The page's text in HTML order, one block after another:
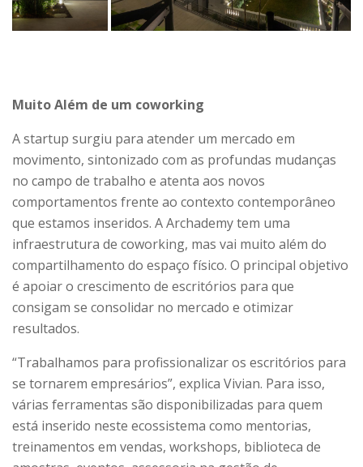
Muito Além de um coworking
A startup surgiu para atender um mercado em
movimento, sintonizado com as profundas mudanças
no campo de trabalho e atenta aos novos
comportamentos frente ao contexto contemporâneo
que estamos inseridos. A Archademy tem uma
infraestrutura de coworking, mas vai muito além do
compartilhamento do espaço físico. O principal objetivo
é apoiar o crescimento de escritórios para que
consigam se consolidar no mercado e otimizar
resultados.
“Trabalhamos para profissionalizar os escritórios para
se tornarem empresários”, explica Vivian. Para isso,
várias ferramentas são disponibilizadas para quem
está inserido neste ecossistema como mentorias,
treinamentos em vendas, workshops, biblioteca de